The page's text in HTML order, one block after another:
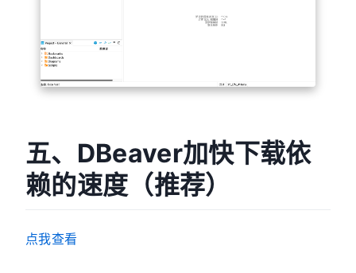
五、DBeaver加快下载依
赖的速度（推荐）
点我查看